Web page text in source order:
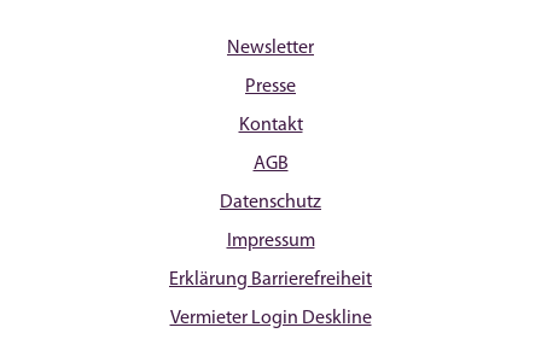
Newsletter
Presse
Kontakt
AGB
Datenschutz
Impressum
Erklärung Barrierefreiheit
Vermieter Login Deskline